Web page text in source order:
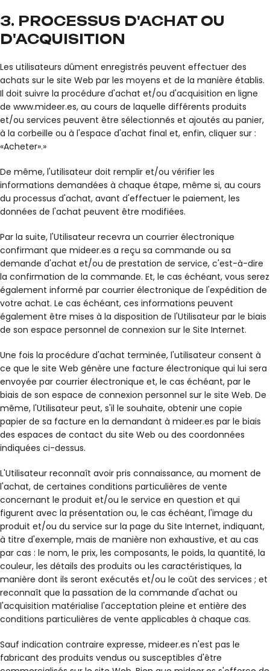
3. PROCESSUS D'ACHAT OU
D'ACQUISITION
Les utilisateurs dûment enregistrés peuvent effectuer des
achats sur le site Web par les moyens et de la manière établis.
Il doit suivre la procédure d'achat et/ou d'acquisition en ligne
de www.mideer.es, au cours de laquelle différents produits
et/ou services peuvent être sélectionnés et ajoutés au panier,
à la corbeille ou à l'espace d'achat final et, enfin, cliquer sur :
«Acheter».»
De même, l'utilisateur doit remplir et/ou vérifier les
informations demandées à chaque étape, même si, au cours
du processus d'achat, avant d'effectuer le paiement, les
données de l'achat peuvent être modifiées.
Par la suite, l'Utilisateur recevra un courrier électronique
confirmant que mideer.es a reçu sa commande ou sa
demande d'achat et/ou de prestation de service, c'est-à-dire
la confirmation de la commande. Et, le cas échéant, vous serez
également informé par courrier électronique de l'expédition de
votre achat. Le cas échéant, ces informations peuvent
également être mises à la disposition de l'Utilisateur par le biais
de son espace personnel de connexion sur le Site Internet.
Une fois la procédure d'achat terminée, l'utilisateur consent à
ce que le site Web génère une facture électronique qui lui sera
envoyée par courrier électronique et, le cas échéant, par le
biais de son espace de connexion personnel sur le site Web. De
même, l'Utilisateur peut, s'il le souhaite, obtenir une copie
papier de sa facture en la demandant à mideer.es par le biais
des espaces de contact du site Web ou des coordonnées
indiquées ci-dessus.
L'Utilisateur reconnaît avoir pris connaissance, au moment de
l'achat, de certaines conditions particulières de vente
concernant le produit et/ou le service en question et qui
figurent avec la présentation ou, le cas échéant, l'image du
produit et/ou du service sur la page du Site Internet, indiquant,
à titre d'exemple, mais de manière non exhaustive, et au cas
par cas : le nom, le prix, les composants, le poids, la quantité, la
couleur, les détails des produits ou les caractéristiques, la
manière dont ils seront exécutés et/ou le coût des services ; et
reconnaît que la passation de la commande d'achat ou
l'acquisition matérialise l'acceptation pleine et entière des
conditions particulières de vente applicables à chaque cas.
Sauf indication contraire expresse, mideer.es n'est pas le
fabricant des produits vendus ou susceptibles d'être